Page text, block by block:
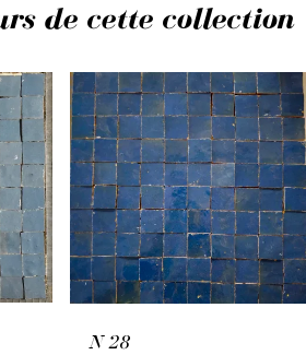
de cette collection
N 28